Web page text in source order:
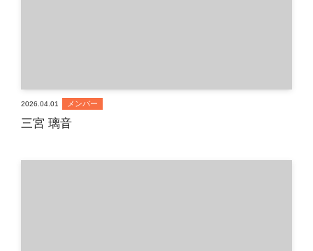
三宮 璃音
2026.04.01 メンバー